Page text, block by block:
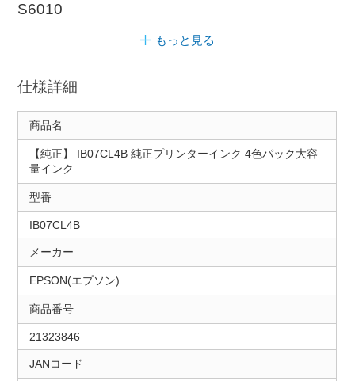
S6010
もっと見る
仕様詳細
商品名
【純正】 IB07CL4B 純正プリンターインク 4色パック大容
量インク
型番
IB07CL4B
メーカー
EPSON(エプソン)
商品番号
21323846
JANコード